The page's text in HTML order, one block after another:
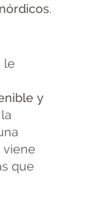
.
le
y
viene
que